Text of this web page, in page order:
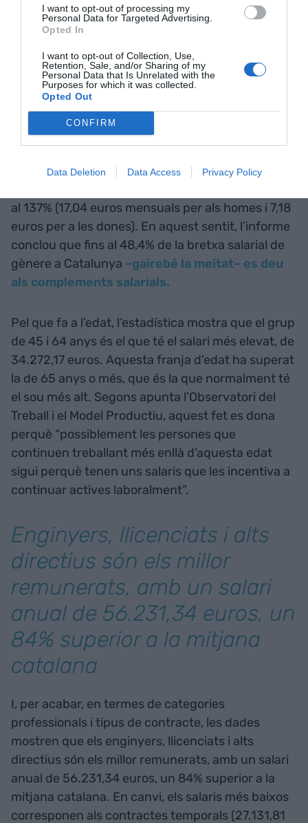
I want to opt-out of processing my
Personal Data for Targeted Advertising.
Opted In
I want to opt-out of Collection, Use,
Retention, Sale, and/or Sharing of my
Personal Data that Is Unrelated with the
Purposes for which it was collected.
Opted Out
CONFIRM
Data Deletion Data Access Privacy Policy
situar en 27.060 euros, és a
dir, gairebé 7.000 euros
menys que el dels homes
Segons l’informe presentat la darrera setmana de
CCOOBretxa salarial de gènere a Catalunya,
2022, les diferències són especialment
una bretxa del 46,3%, i en els pagaments per
al 137% (17,04 euros mensuals per als homes i 7,18
euros per a les dones). En aquest sentit, l’informe
conclou que fins al 48,4% de la bretxa salarial de
gènere a Catalunya –gairebé la meitat– es deu
als complements salarials.
Pel que fa a l’edat, l’estadística mostra que el grup
de 45 i 64 anys és el que té el salari més elevat, de
34.272,17 euros. Aquesta franja d’edat ha superat
la de 65 anys o més, que és la que normalment té
el sou més alt. Segons apunta l’Observatori del
Treball i el Model Productiu, aquest fet es dona
perquè “possiblement les persones que
continuen treballant més enllà d’aquesta edat
sigui perquè tenen uns salaris que les incentiva a
continuar actives laboralment”.
Enginyers, llicenciats i alts
directius són els millor
remunerats, amb un salari
anual de 56.231,34 euros, un
84% superior a la mitjana
catalana
I, per acabar, en termes de categories
professionals i tipus de contracte, les dades
mostren que els enginyers, llicenciats i alts
directius són els millor remunerats, amb un salari
anual de 56.231,34 euros, un 84% superior a la
mitjana catalana. En canvi, els salaris més baixos
corresponen als contractes temporals (27.131,81